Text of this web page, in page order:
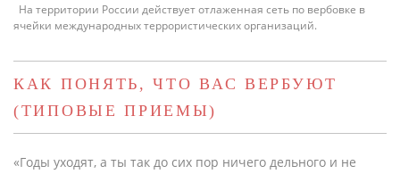
На территории России действует отлаженная сеть по вербовке в
ячейки международных террористических организаций.
КАК ПОНЯТЬ, ЧТО ВАС ВЕРБУЮТ
(ТИПОВЫЕ ПРИЕМЫ)
«Годы уходят, а ты так до сих пор ничего дельного и не